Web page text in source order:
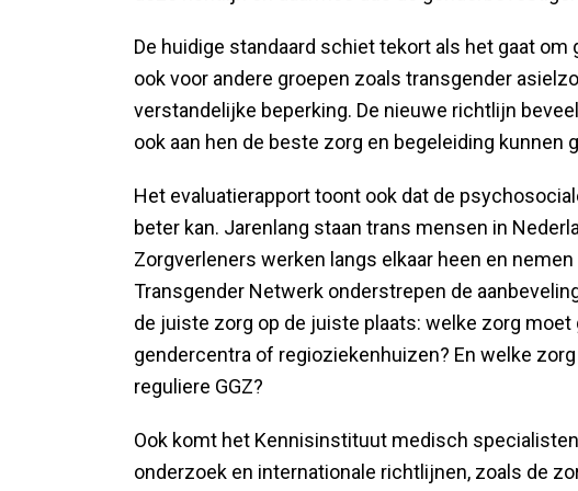
De huidige standaard schiet tekort als het gaat
ook voor andere groepen zoals transgender
verstandelijke beperking. De nieuwe richtlijn
ook aan hen de beste zorg en begeleiding kunnen
Het evaluatierapport toont ook dat de
beter kan. Jarenlang staan trans mensen in
Zorgverleners werken langs elkaar heen en
Transgender Netwerk onderstrepen de
de juiste zorg op de juiste plaats: welke zorg
gendercentra of regioziekenhuizen? En welke
reguliere GGZ?
Ook komt het Kennisinstituut medisch
onderzoek en internationale richtlijnen, zoals de